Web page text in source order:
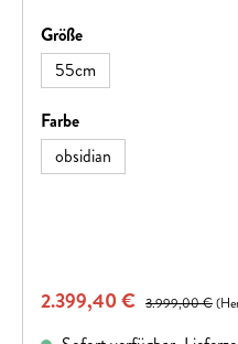
Deore RD-M6100
Fahrt und präzise
Bremsanlage gewährleistet
und Touren, mit
100 mm Suntour Gabel.
Tour mit AMO Terra!
Größeauswählen
55cm
Farbeauswählen
obsidian
Verkaufspreis:
2.399,40 € Regulärer Preis:
3.999,00 €